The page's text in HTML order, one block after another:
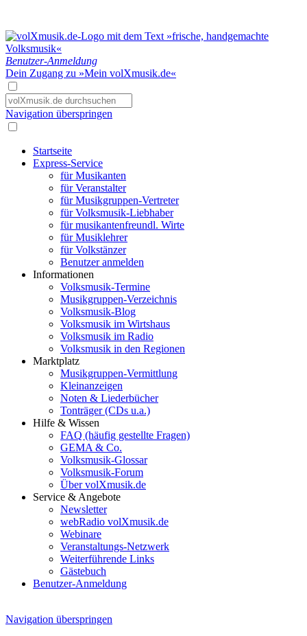
Benutzer-Anmeldung
Dein Zugang zu »Mein volXmusik.de«
Navigation überspringen
Startseite
Express-Service
für Musikanten
für Veranstalter
für Musikgruppen-Vertreter
für Volksmusik-Liebhaber
für musikantenfreundl. Wirte
für Musiklehrer
für Volkstänzer
Benutzer anmelden
Informationen
Volksmusik-Termine
Musikgruppen-Verzeichnis
Volksmusik-Blog
Volksmusik im Wirtshaus
Volksmusik im Radio
Volksmusik in den Regionen
Marktplatz
Musikgruppen-Vermittlung
Kleinanzeigen
Noten & Liederbücher
Tonträger (CDs u.a.)
Hilfe & Wissen
FAQ (häufig gestellte Fragen)
GEMA & Co.
Volksmusik-Glossar
Volksmusik-Forum
Über volXmusik.de
Service & Angebote
Newsletter
webRadio volXmusik.de
Webinare
Veranstaltungs-Netzwerk
Weiterführende Links
Gästebuch
Benutzer-Anmeldung
Navigation überspringen